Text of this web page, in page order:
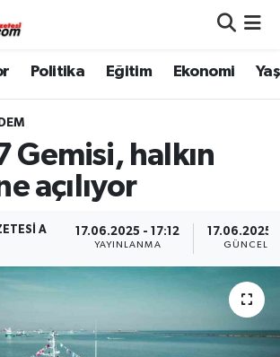
Politika Eğitim Ekonomi
Gemisi, halkın
açılıyor
A 17.06.2025 - 17:12
YAYINLANMA
17.06.2025
Durumu ve Fikstür
Haberleri